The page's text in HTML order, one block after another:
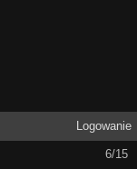
Logowanie
6/15